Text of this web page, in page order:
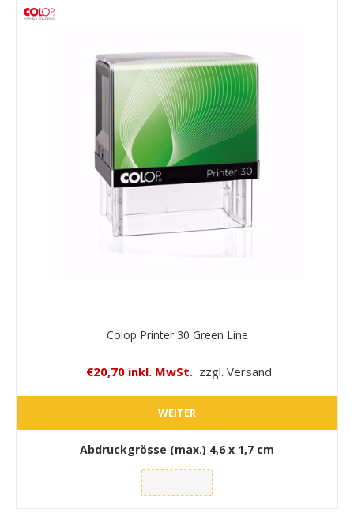
Colop Printer 30 Green Line
€20,70 inkl. MwSt. zzgl. Versand
WEITER
Abdruckgrösse (max.) 4,6 x 1,7 cm